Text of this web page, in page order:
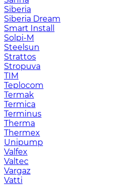
Siberia
Siberia Dream
Smart Install
Solpi-M
Steelsun
Strattos
Stropuva
TIM
Teplocom
Termak
Termica
Terminus
Therma
Thermex
Unipump
Valfex
Valtec
Vargaz
Vatti